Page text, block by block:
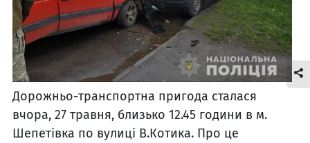
Дорожньо-транспортна пригода сталася
вчора, 27 травня, близько 12.45 години в м.
Шепетівка по вулиці В.Котика. Про це